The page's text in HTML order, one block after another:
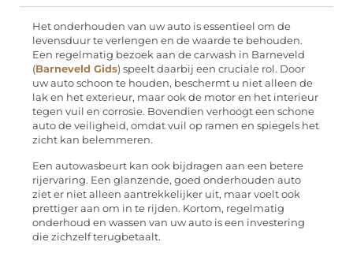
Het onderhouden van uw auto is essentieel om de
levensduur te verlengen en de waarde te behouden.
Een regelmatig bezoek aan de carwash in Barneveld
(Barneveld Gids) speelt daarbij een cruciale rol. Door
uw auto schoon te houden, beschermt u niet alleen de
lak en het exterieur, maar ook de motor en het interieur
tegen vuil en corrosie. Bovendien verhoogt een schone
auto de veiligheid, omdat vuil op ramen en spiegels het
zicht kan belemmeren.
Een autowasbeurt kan ook bijdragen aan een betere
rijervaring. Een glanzende, goed onderhouden auto
ziet er niet alleen aantrekkelijker uit, maar voelt ook
prettiger aan om in te rijden. Kortom, regelmatig
onderhoud en wassen van uw auto is een investering
die zichzelf terugbetaalt.